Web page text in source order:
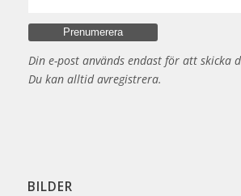
Din e-post används endast för att skicka
Du kan alltid avregistrera.
BILDER